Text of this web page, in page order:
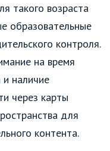
такого возраста
образовательные
контроля.
на время
наличие
через карты
для
контента.